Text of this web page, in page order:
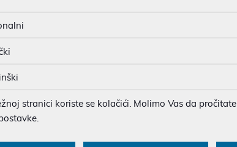
TV za uravnoteženu sliku i dobar HDR.
stranici koriste se kolačići. Molimo Vas da pročitate